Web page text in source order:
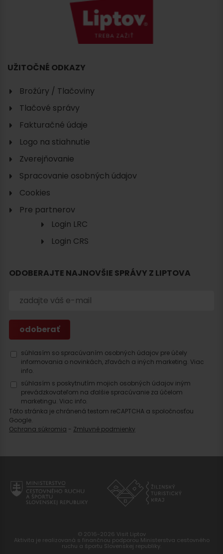
UŽITOČNÉ ODKAZY
Brožúry / Tlačoviny
Tlačové správy
Fakturačné údaje
Logo na stiahnutie
Zverejňovanie
Spracovanie osobných údajov
Cookies
Pre partnerov
Login LRC
Login CRS
ODOBERAJTE NAJNOVŠIE SPRÁVY Z LIPTOVA
súhlasím so spracúvaním osobných údajov pre účely
informovania o novinkách, zľavách a iných marketing. Viac
info.
súhlasím s poskytnutím mojich osobných údajov iným
prevádzkovateľom na ďalšie spracúvanie za účelom
marketingu. Viac info.
Táto stránka je chránená testom reCAPTCHA a spoločnosťou
Google.
Ochrana súkromia - Zmluvné podmienky
© 2016-2026 Visit Liptov
Aktivita je realizovaná s finančnou podporou Ministerstva cestovného
ruchu a športu Slovenskej republiky.